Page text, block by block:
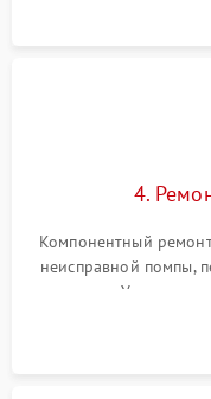
4.
Компонентный
неисправной помпы,
жерновов.
ring) и тефлоновых